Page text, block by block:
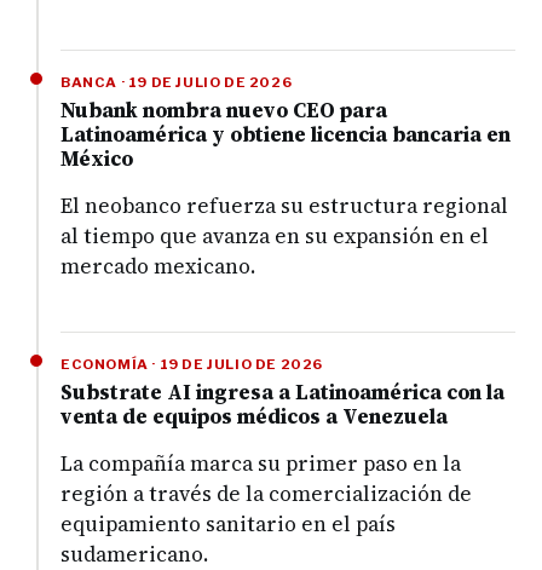
BANCA · 19 DE JULIO DE 2026
Nubank nombra nuevo CEO para
Latinoamérica y obtiene licencia bancaria en
México
El neobanco refuerza su estructura regional
al tiempo que avanza en su expansión en el
mercado mexicano.
ECONOMÍA · 19 DE JULIO DE 2026
Substrate AI ingresa a Latinoamérica con la
venta de equipos médicos a Venezuela
La compañía marca su primer paso en la
región a través de la comercialización de
equipamiento sanitario en el país
sudamericano.